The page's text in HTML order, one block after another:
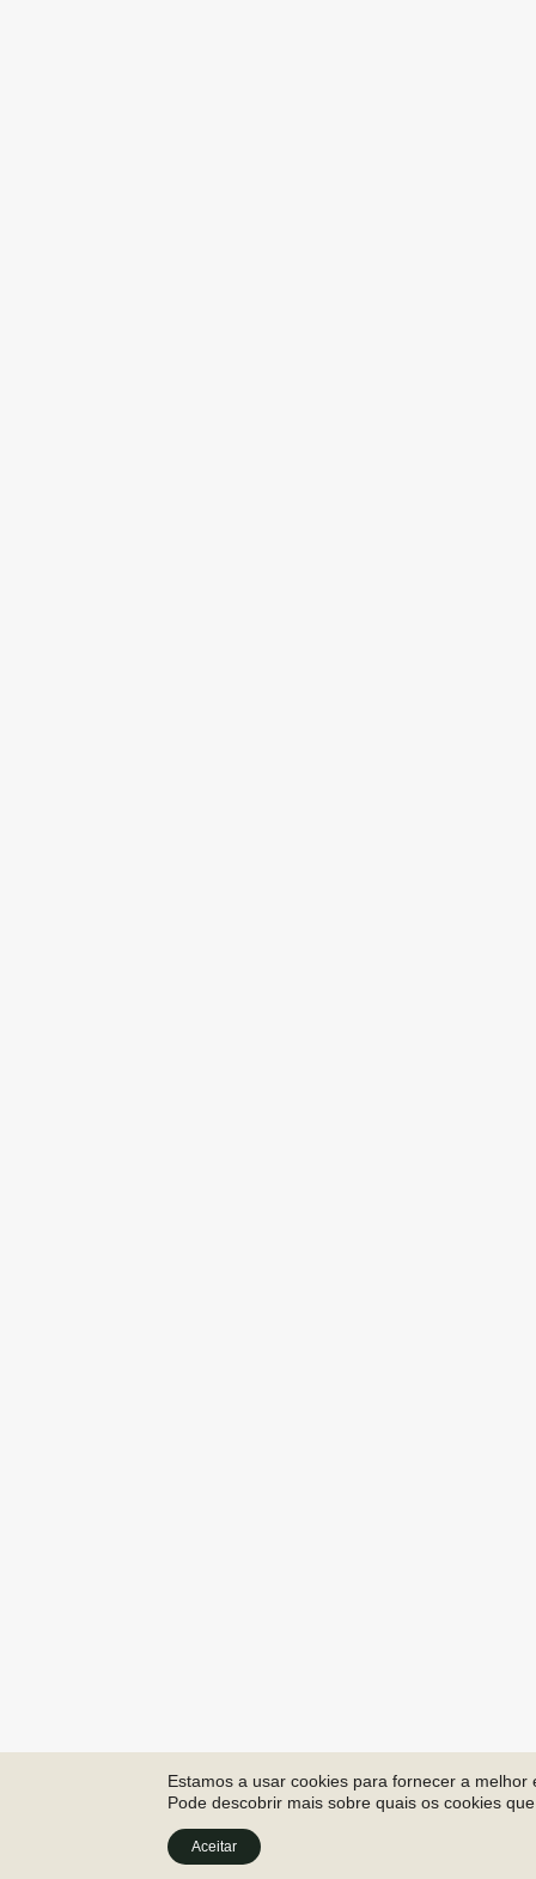
Estamos a usar cookies para fornecer a melhor
Pode descobrir mais sobre quais os cookies
Aceitar